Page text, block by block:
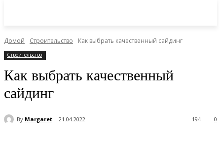
Домой Строительство Как выбрать качественный сайдинг
Строительство
Как выбрать качественный
сайдинг
By Margaret 21.04.2022 0
194